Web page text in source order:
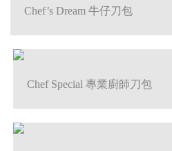
Chef’s Dream 牛仔刀包
Chef Special 專業廚師刀包